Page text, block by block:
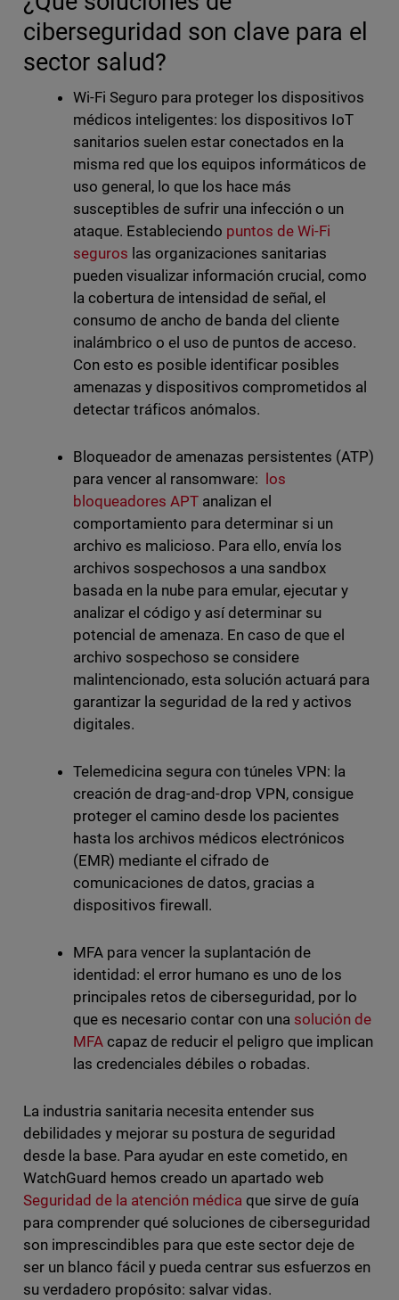
ciberseguridad son clave para el
sector salud?
Wi-Fi Seguro para proteger los dispositivos
médicos inteligentes: los dispositivos IoT
sanitarios suelen estar conectados en la
misma red que los equipos informáticos de
uso general, lo que los hace más
susceptibles de sufrir una infección o un
ataque. Estableciendo puntos de Wi-Fi
seguros las organizaciones sanitarias
pueden visualizar información crucial, como
la cobertura de intensidad de señal, el
consumo de ancho de banda del cliente
inalámbrico o el uso de puntos de acceso.
Con esto es posible identificar posibles
amenazas y dispositivos comprometidos al
detectar tráficos anómalos.
Bloqueador de amenazas persistentes (ATP)
para vencer al ransomware:
los
bloqueadores APTanalizan el
comportamiento para determinar si un
archivo es malicioso. Para ello, envía los
archivos sospechosos a una sandbox
basada en la nube para emular, ejecutar y
analizar el código y así determinar su
potencial de amenaza. En caso de que el
archivo sospechoso se considere
malintencionado, esta solución actuará para
garantizar la seguridad de la red y activos
digitales.
Telemedicina segura con túneles VPN: la
creación de drag-and-drop VPN, consigue
proteger el camino desde los pacientes
hasta los archivos médicos electrónicos
(EMR) mediante el cifrado de
comunicaciones de datos, gracias a
dispositivos firewall.
MFA para vencer la suplantación de
identidad: el error humano es uno de los
principales retos de ciberseguridad, por lo
que es necesario contar con una solución de
MFAcapaz de reducir el peligro que implican
las credenciales débiles o robadas.
La industria sanitaria necesita entender sus
debilidades y mejorar su postura de seguridad
desde la base. Para ayudar en este cometido, en
WatchGuard hemos creado un apartado web
Seguridad de la atención médica que sirve de guía
para comprender qué soluciones de ciberseguridad
son imprescindibles para que este sector deje de
ser un blanco fácil y pueda centrar sus esfuerzos en
su verdadero propósito: salvar vidas.